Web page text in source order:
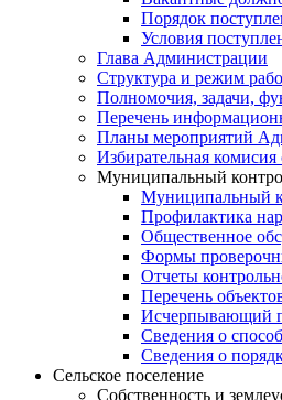
Порядок
Условия
Глава Администрации
Структура и режим
Полномочия, задачи,
Перечень
Планы мероприятий
Избирательная комисия
Муниципальный
Муниципальный
Профилактика
Общественное
Формы
Отчеты
Перечень
Исчерпывающий
Сведения о
Сведения о
Сельское поселение
Собственность и